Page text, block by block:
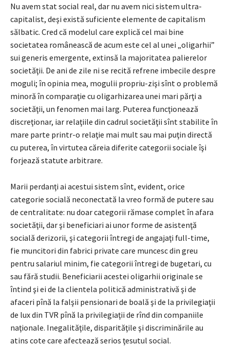
Nu avem stat social real, dar nu avem nici sistem ultra-
capitalist, deşi există suficiente elemente de capitalism
sălbatic. Cred că modelul care explică cel mai bine
societatea românească de acum este cel al unei „oligarhii”
sui generis emergente, extinsă la majoritatea palierelor
societăţii. De ani de zile ni se recită refrene imbecile despre
moguli; în opinia mea, mogulii propriu-zişi sînt o problemă
minoră în comparaţie cu oligarhizarea unei mari părţi a
societăţii, un fenomen mai larg. Puterea funcţionează
discreţionar, iar relaţiile din cadrul societăţii sînt stabilite în
mare parte printr-o relaţie mai mult sau mai puţin directă
cu puterea, în virtutea căreia diferite categorii sociale îşi
forjează statute arbitrare.
Marii perdanţi ai acestui sistem sînt, evident, orice
categorie socială neconectată la vreo formă de putere sau
de centralitate: nu doar categorii rămase complet în afara
societăţii, dar şi beneficiari ai unor forme de asistenţă
socială derizorii, şi categorii întregi de angajaţi full-time,
fie muncitori din fabrici private care muncesc din greu
pentru salariul minim, fie categorii întregi de bugetari, cu
sau fără studii. Beneficiarii acestei oligarhii originale se
întind şi ei de la clientela politică administrativă şi de
afaceri pînă la falşii pensionari de boală şi de la privilegiaţii
de lux din TVR pînă la privilegiaţii de rînd din companiile
naţionale. Inegalităţile, disparităţile şi discriminările au
atins cote care afectează serios ţesutul social.